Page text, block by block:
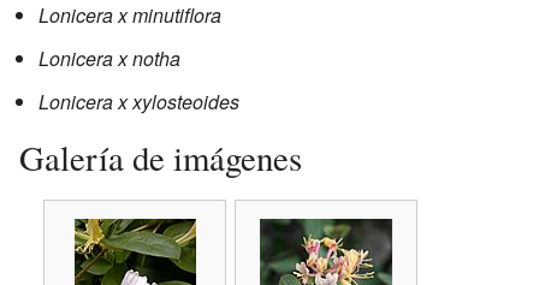
Lonicera x minutiflora
Lonicera x notha
Lonicera x xylosteoides
Galería de imágenes